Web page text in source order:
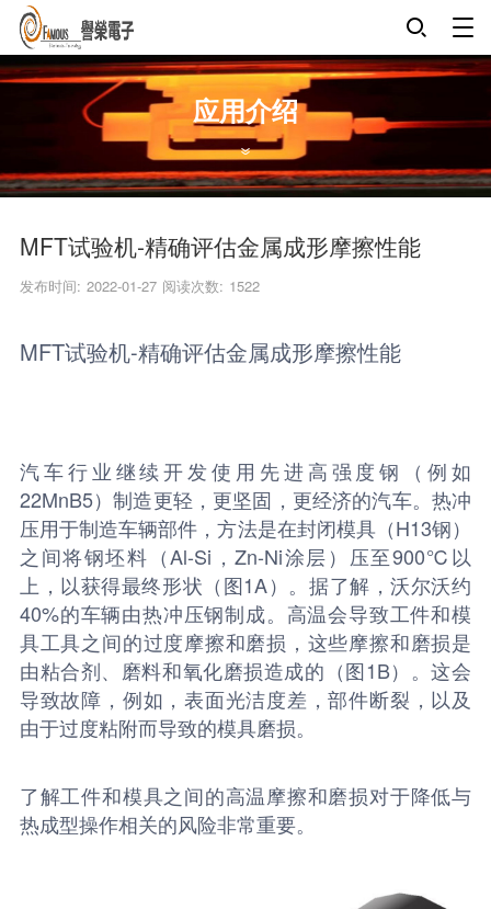
应用介绍
MFT试验机-精确评估金属成形摩擦性能
发布时间: 2022-01-27 阅读次数: 1522
MFT试验机-精确评估金属成形摩擦性能
汽车行业继续开发使用先进高强度钢（例如
22MnB5）制造更轻，更坚固，更经济的汽车。热冲
压用于制造车辆部件，方法是在封闭模具（H13钢）
之间将钢坯料（Al-Si，Zn-Ni涂层）压至900℃以
上，以获得最终形状（图1A）。据了解，沃尔沃约
40%的车辆由热冲压钢制成。高温会导致工件和模
具工具之间的过度摩擦和磨损，这些摩擦和磨损是
由粘合剂、磨料和氧化磨损造成的（图1B）。这会
导致故障，例如，表面光洁度差，部件断裂，以及
由于过度粘附而导致的模具磨损。
了解工件和模具之间的高温摩擦和磨损对于降低与
热成型操作相关的风险非常重要。